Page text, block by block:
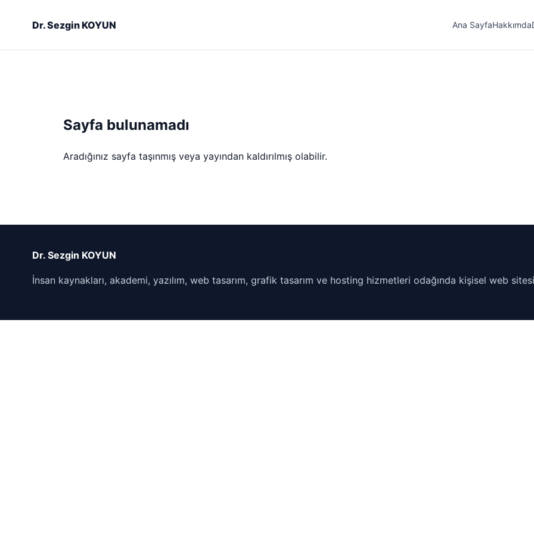
Dr. Sezgin KOYUN Ana SayfaHakkımda
Sayfa bulunamadı
Aradığınız sayfa taşınmış veya yayından kaldırılmış olabilir.
Dr. Sezgin KOYUN
İnsan kaynakları, akademi, yazılım, web tasarım, grafik tasarım ve hosting hizmetleri odağında kişisel web